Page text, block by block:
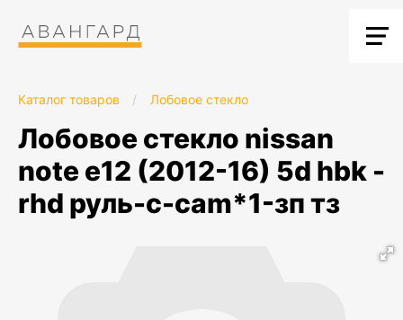
Каталог товаров / Лобовое стекло
лобовое стекло nissan
note e12 (2012-16) 5d hbk -
rhd руль-c-cam*1-зп тз